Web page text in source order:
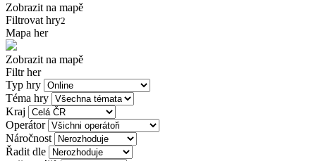
Zobrazit na mapě
Filtrovat hry2
Mapa her
Zobrazit na mapě
Filtr her
Typ hry
Téma hry
Kraj
Operátor
Náročnost
Řadit dle